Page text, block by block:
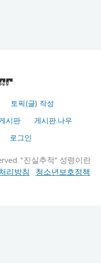
토픽(글) 작성
시판
게시판.나우
로그인
"진실추적" 성령이란
리방침 청소년보호정책